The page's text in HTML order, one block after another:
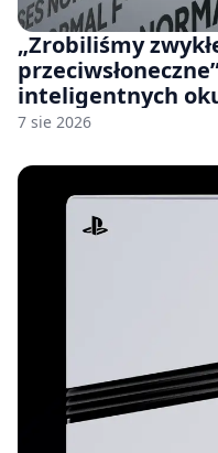
„Zrobiliśmy
inteligentnych
7 sie 2026